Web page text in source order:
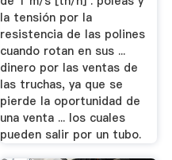
la tensión por la
resistencia de las polines
cuando rotan en sus ...
dinero por las ventas de
las truchas, ya que se
pierde la oportunidad de
una venta ... los cuales
pueden salir por un tubo.